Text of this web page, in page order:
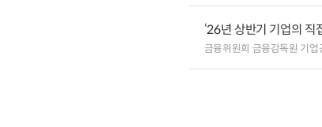
‘26년 상반기 기업의
금융위원회 금융감독원 기